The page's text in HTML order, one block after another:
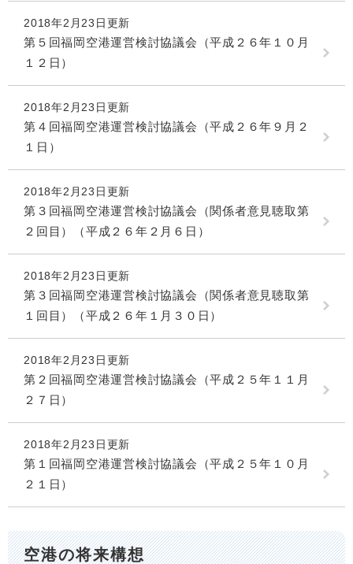
2018年2月23日更新
第５回福岡空港運営検討協議会（平成２６年１０月
１２日）
2018年2月23日更新
第４回福岡空港運営検討協議会（平成２６年９月２
１日）
2018年2月23日更新
第３回福岡空港運営検討協議会（関係者意見聴取第
２回目）（平成２６年２月６日）
2018年2月23日更新
第３回福岡空港運営検討協議会（関係者意見聴取第
１回目）（平成２６年１月３０日）
2018年2月23日更新
第２回福岡空港運営検討協議会（平成２５年１１月
２７日）
2018年2月23日更新
第１回福岡空港運営検討協議会（平成２５年１０月
２１日）
空港の将来構想